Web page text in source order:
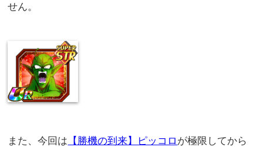
せん。
また、今回は 【勝機の到来】ピッコロ が極限してから